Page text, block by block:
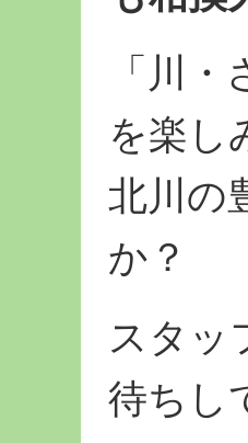
「川
を楽し
北川の
か？
スタッ
待ちし